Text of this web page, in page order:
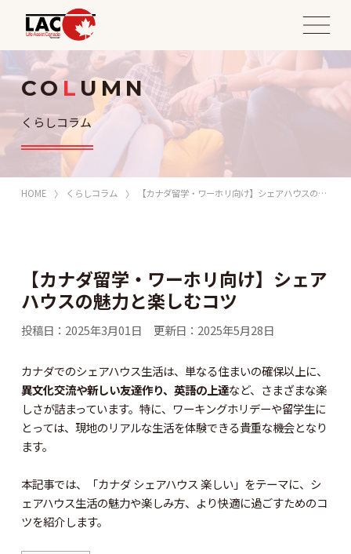
CO L UMN
くらしコラム
HOME くらしコラム 【カナダ留学・ワーホリ向け】シェアハウスの魅力と楽しむコツ
【カナダ留学・ワーホリ向け】シェア
ハウスの魅力と楽しむコツ
投稿日 ： 2025年3月01日 更新日 ： 2025年5月28日
カナダでのシェアハウス生活は、単なる住まいの確保以上に、
異文化交流や新しい友達作り、英語の上達など、さまざまな楽
しさが詰まっています。特に、ワーキングホリデーや留学生に
とっては、現地のリアルな生活を体験できる貴重な機会となり
ます。
本記事では、「カナダ シェアハウス 楽しい」をテーマに、シ
ェアハウス生活の魅力や楽しみ方、より快適に過ごすためのコ
ツを紹介します。